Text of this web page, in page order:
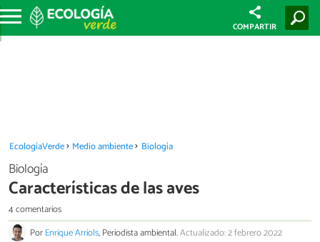
COMPARTIR
EcologíaVerde Medio ambiente Biología
Biología
Características de las aves
4 comentarios
PorEnrique Arriols, Periodista ambiental.Actualizado: 2 febrero 2022